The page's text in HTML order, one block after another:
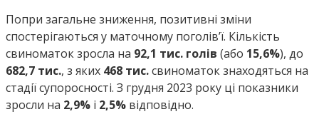
Попри загальне зниження, позитивні зміни
спостерігаються у маточному поголів’ї. Кількість
свиноматок зросла на 92,1 тис. голів (або 15,6%), до
682,7 тис., з яких 468 тис.свиноматок знаходяться на
стадії супоросності. З грудня 2023 року ці показники
зросли на 2,9% і 2,5% відповідно.